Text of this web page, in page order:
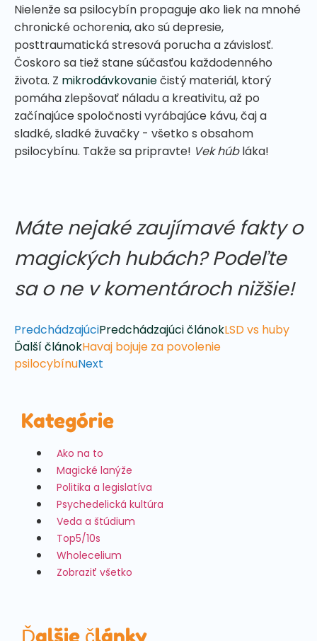
Nielenže sa psilocybín propaguje ako liek na mnohé
chronické ochorenia, ako sú depresie,
posttraumatická stresová porucha a závislosť.
Čoskoro sa tiež stane súčasťou každodenného
života. Z mikrodávkovaniečistý materiál, ktorý
pomáha zlepšovať náladu a kreativitu, až po
začínajúce spoločnosti vyrábajúce kávu, čaj a
sladké, sladké žuvačky - všetko s obsahom
psilocybínu. Takže sa pripravte! Vek húbláka!
Máte nejaké zaujímavé fakty o
magických hubách? Podeľte
sa o ne v komentároch nižšie!
PredchádzajúciPredchádzajúci článokLSD vs huby
Ďalší článokHavaj bojuje za povolenie
psilocybínuNext
Kategórie
Ako na to
Magické lanýže
Politika a legislatíva
Psychedelická kultúra
Veda a štúdium
Top5/10s
Wholecelium
Zobraziť všetko
Ďalšie články